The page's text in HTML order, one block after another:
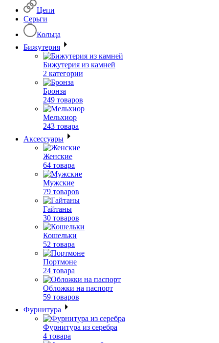
Цепи
Серьги
Кольца
Бижутерия
Бижутерия из камней
2 категории
Бронза
249 товаров
Мельхиор
243 товара
Аксессуары
Женские
64 товара
Мужские
79 товаров
Гайтаны
30 товаров
Кошельки
52 товара
Портмоне
24 товара
Обложки на паспорт
59 товаров
Фурнитура
Фурнитура из серебра
4 товара